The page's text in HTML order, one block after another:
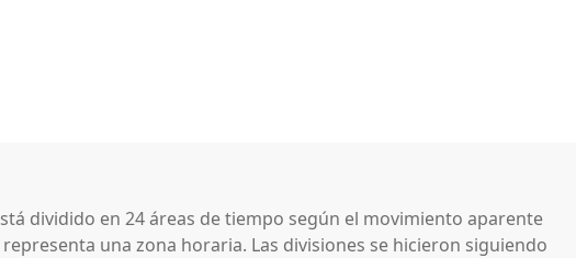
dividido en 24 áreas de tiempo según el movimiento aparente
representa una zona horaria. Las divisiones se hicieron siguiendo